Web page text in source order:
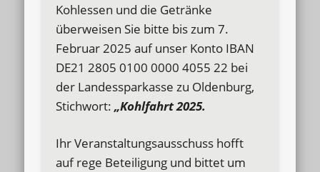
Kohlessen und die Getränke
überweisen Sie bitte bis zum 7.
Februar 2025 auf unser Konto IBAN
DE21 2805 0100 0000 4055 22 bei
der Landessparkasse zu Oldenburg,
Stichwort:„Kohlfahrt 2025.
Ihr Veranstaltungsausschuss hofft
auf rege Beteiligung und bittet um